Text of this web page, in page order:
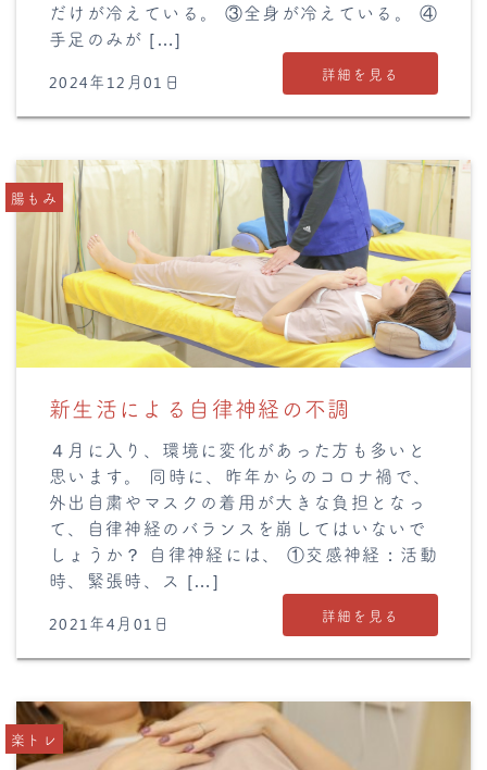
だけが冷えている。 ③全身が冷えている。 ④
手足のみが […]
2024年12月01日 詳細を見る
新生活による自律神経の不調
４月に入り、環境に変化があった方も多いと
思います。 同時に、昨年からのコロナ禍で、
外出自粛やマスクの着用が大きな負担となっ
て、自律神経のバランスを崩してはいないで
しょうか？ 自律神経には、 ①交感神経：活動
時、緊張時、ス […]
2021年4月01日 詳細を見る
腸もみ
楽トレ